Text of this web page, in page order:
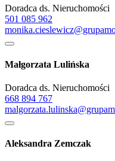
Doradca ds. Nieruchomości
501 085 962
Małgorzata Lulińska
Doradca ds. Nieruchomości
668 894 767
Aleksandra Zemczak